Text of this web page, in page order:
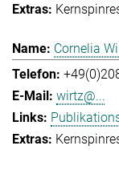
Cornelia
wirtz@...